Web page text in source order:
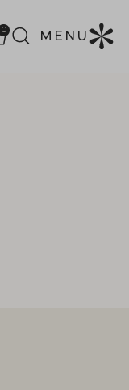
0 MENU